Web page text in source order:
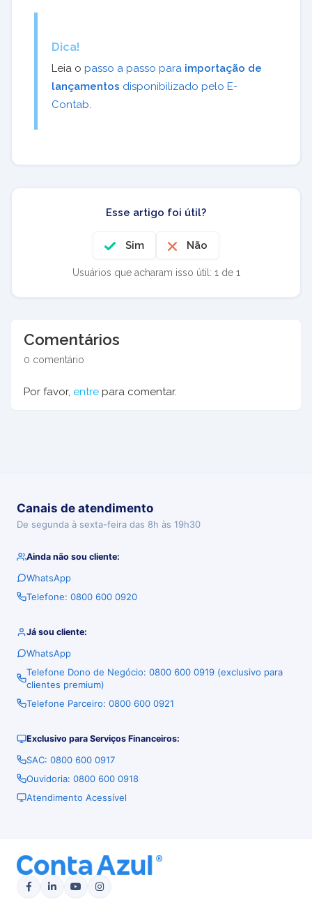
Dica!
Leia o passo a passo para importação de
lançamentos disponibilizado pelo E-
Contab.
Esse artigo foi útil?
Sim Não
Usuários que acharam isso útil: 1 de 1
Comentários
0 comentário
Por favor, entre para comentar.
Canais de atendimento
De segunda à sexta-feira das 8h às 19h30
Ainda não sou cliente:
WhatsApp
Telefone: 0800 600 0920
Já sou cliente:
WhatsApp
Telefone Dono de Negócio: 0800 600 0919 (exclusivo para
clientes premium)
Telefone Parceiro: 0800 600 0921
Exclusivo para Serviços Financeiros:
SAC: 0800 600 0917
Ouvidoria: 0800 600 0918
Atendimento Acessível